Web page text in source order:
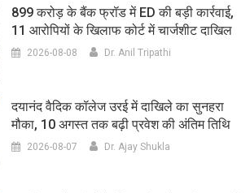
899 करोड़ के बैंक फ्रॉड में ED की बड़ी कार्रवाई,
11 आरोपियों के खिलाफ कोर्ट में चार्जशीट दाखिल
2026-08-08 Dr. Anil Tripathi
दयानंद वैदिक कॉलेज उरई में दाखिले का सुनहरा
मौका, 10 अगस्त तक बढ़ी प्रवेश की अंतिम तिथि
2026-08-07 Dr. Ajay Shukla